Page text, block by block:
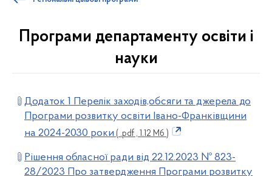
Програми департаменту освіти і
науки
Додаток 1 Перелік заходів,обсяги та джерела до
Програми розвитку освіти Івано-Франківщини
на 2024-2030 роки ( .pdf , 1.12 Мб )
Рішення обласної ради від 22.12.2023 № 823-
28/2023 Про затвердження Програми розвитку